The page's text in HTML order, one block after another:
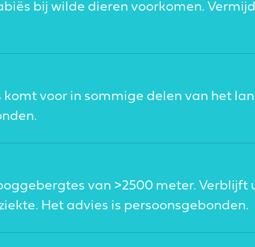
bij wilde dieren voorkomen.
komt voor in sommige delen van het
van >2500 meter. Verblijft
Het advies is persoonsgebonden.